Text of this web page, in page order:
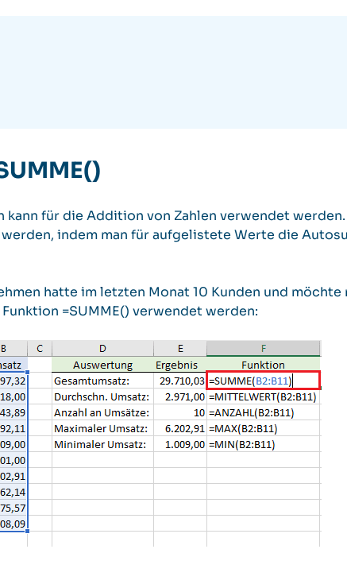
kann für die Addition von Zahlen verwendet
indem man für aufgelistete Werte die
hatte im letzten Monat 10 Kunden und
=SUMME() verwendet werden: